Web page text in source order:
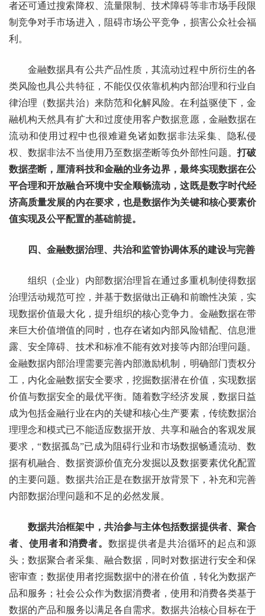
者还可通过搜索降权、流量限制、技术障碍等非市场手段限
制竞争对手市场进入，阻碍市场公平竞争，损害公众社会福
利。
金融数据具有公共产品性质，其流动过程中所衍生的各
类风险也具公共特征，不能仅仅依靠机构内部治理和行业自
律治理（数据共治）来防范和化解风险。在利益驱使下，金
融机构天然具有扩大和过度使用客户数据意愿，金融数据在
流动和使用过程中也很难避免诸如数据非法采集、隐私侵
权、数据非法不当使用乃至数据垄断等负外部性问题。 打破
数据垄断，厘清科技和金融的业务边界，最终实现数据在公
平合理和开放融合环境中安全顺畅流动，这既是数字时代经
济高质量发展的内在要求，也是数据作为关键和核心要素价
值实现及公平配置的基础前提。
四、金融数据治理、共治和监管协调体系的建设与完善
组织（企业）内部数据治理旨在通过多重机制使得数据
治理活动规范可控，并基于数据做出正确和前瞻性决策，实
现数据价值最大化，提升组织的核心竞争力。金融数据在带
来巨大价值增值的同时，也存在诸如内部风险错配、信息泄
露、安全障碍、技术和标准不能有效对接等内部治理问题。
金融数据内部治理需要完善内部激励机制，明确部门责权分
工，内化金融数据安全要求，挖掘数据潜在价值，实现数据
价值与数据安全的最优平衡。随着数字经济发展，数据日益
成为包括金融行业在内的关键和核心生产要素，传统数据治
理理念和模式已不能适应数据开放、共享和融合的客观发展
要求，“数据孤岛”已成为阻碍行业和市场数据畅通流动、数
据有机融合、数据资源价值充分发掘以及数据要素优化配置
的主要问题。数据共治正是在数据开放背景下，补充和完善
内部数据治理问题和不足的必然发展。
数据共治框架中，共治参与主体包括数据提供者、聚合
者、使用者和消费者。 数据提供者是共治循环的起点和源
头；数据聚合者采集、融合数据，同时对数据进行安全和保
密审查；数据使用者挖掘数据中的潜在价值，转化为数据产
品和服务；社会公众作为数据消费者，使用和消费各类基于
数据的产品和服务以满足各自需求。数据共治核心目标在于